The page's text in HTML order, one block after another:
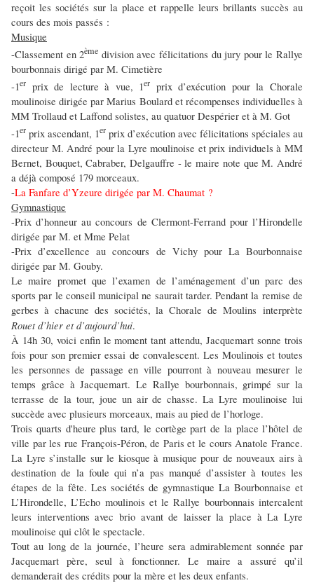
reçoit les sociétés sur la place et rappelle leurs brillants succès au
cours des mois passés :
Musique
-Classement en 2ème division avec félicitations du jury pour le Rallye
bourbonnais dirigé par M. Cimetière
-1er prix de lecture à vue, 1er prix d’exécution pour la Chorale
moulinoise dirigée par Marius Boulard et récompenses individuelles à
MM Trollaud et Laffond solistes, au quatuor Despérier et à M. Got
-1er prix ascendant, 1er prix d’exécution avec félicitations spéciales au
directeur M. André pour la Lyre moulinoise et prix individuels à MM
Bernet, Bouquet, Cabraber, Delgauffre - le maire note que M. André
a déjà composé 179 morceaux.
-La Fanfare d’Yzeure dirigée par M. Chaumat ?
Gymnastique
-Prix d’honneur au concours de Clermont-Ferrand pour l’Hirondelle
dirigée par M. et Mme Pelat
-Prix d’excellence au concours de Vichy pour La Bourbonnaise
dirigée par M. Gouby.
Le maire promet que l’examen de l’aménagement d’un parc des
sports par le conseil municipal ne saurait tarder. Pendant la remise de
gerbes à chacune des sociétés, la Chorale de Moulins interprète
Rouet d’hier et d’aujourd’hui.
À 14h 30, voici enfin le moment tant attendu, Jacquemart sonne trois
fois pour son premier essai de convalescent. Les Moulinois et toutes
les personnes de passage en ville pourront à nouveau mesurer le
temps grâce à Jacquemart. Le Rallye bourbonnais, grimpé sur la
terrasse de la tour, joue un air de chasse. La Lyre moulinoise lui
succède avec plusieurs morceaux, mais au pied de l’horloge.
Trois quarts d'heure plus tard, le cortège part de la place l’hôtel de
ville par les rue François-Péron, de Paris et le cours Anatole France.
La Lyre s’installe sur le kiosque à musique pour de nouveaux airs à
destination de la foule qui n’a pas manqué d’assister à toutes les
étapes de la fête. Les sociétés de gymnastique La Bourbonnaise et
L’Hirondelle, L’Echo moulinois et le Rallye bourbonnais intercalent
leurs interventions avec brio avant de laisser la place à La Lyre
moulinoise qui clôt le spectacle.
Tout au long de la journée, l’heure sera admirablement sonnée par
Jacquemart père, seul à fonctionner. Le maire a assuré qu’il
demanderait des crédits pour la mère et les deux enfants.